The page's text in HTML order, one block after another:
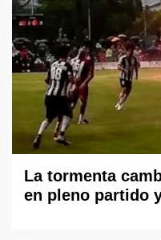
La tormenta
en pleno partido